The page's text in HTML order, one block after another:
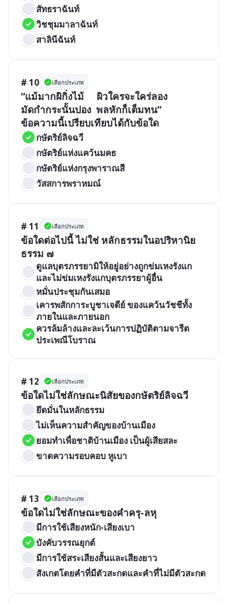
สัทธราฉันท์
วิชชุมมาลาฉันท์
สาลินีฉันท์
# 10 เลือกประเภท
“แม้มากผิกิ่งไม้     ผิวใครจะใคร่ลอง
มัดกำกระนั้นปอง  พลหักก็เต็มทน”
ข้อความนี้เปรียบเทียบได้กับข้อใด
กษัตริย์ลิจฉวี
กษัตริย์แห่งแคว้นมคธ
กษัตริย์แห่งกรุงพาราณสี
วัสสการพราหมณ์
# 11 เลือกประเภท
ข้อใดต่อไปนี้ ไม่ใช่ หลักธรรมในอปริหานิย
ธรรม ๗
ดูแลบุตรภรรยามิให้อยู่อย่างถูกข่มเหงรังแก
และไม่ข่มเหงรังแกบุตรภรรยาผู้อื่น
หมั่นประชุมกันเสมอ
เคารพสักการะบูชาเจดีย์ ของแคว้นวัชชีทั้ง
ภายในและภายนอก
ควรล้มล้างและละเว้นการปฏิบัติตามจารีต
ประเพณีโบราณ
# 12 เลือกประเภท
ข้อใดไม่ใช่ลักษณะนิสัยของกษัตริย์ลิจฉวี
ยึดมั่นในหลักธรรม
ไม่เห็นความสำคัญของบ้านเมือง
ยอมทำเพื่อชาติบ้านเมือง เป็นผู้เสียสละ
ขาดความรอบคอบ หูเบา
# 13 เลือกประเภท
ข้อใดไม่ใช่ลักษณะของคำครุ-ลหุ
มีการใช้เสียงหนัก-เสียงเบา
บังคับวรรณยุกต์
มีการใช้สระเสียงสั้นและเสียงยาว
สังเกตโดยคำที่มีตัวสะกดและคำที่ไม่มีตัวสะกด